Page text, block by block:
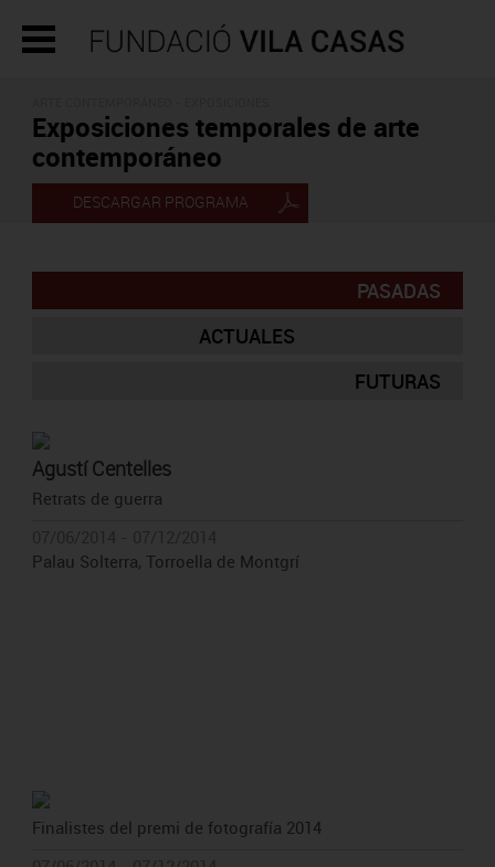
Exposiciones temporales de arte
contemporáneo
DESCARGAR PROGRAMA
PASADAS
ACTUALES
FUTURAS
Agustí Centelles
Retrats de guerra
Palau Solterra, Torroella de Montgrí
Finalistes del premi de fotografía 2014